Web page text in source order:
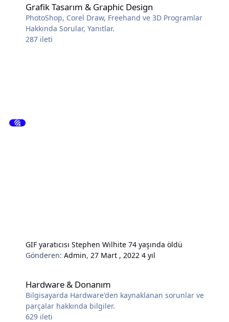
Grafik Tasarım & Graphic Design
PhotoShop, Corel Draw, Freehand ve 3D Programlar
Hakkında Sorular, Yanıtlar.
287 ileti
GIF yaratıcısı Stephen Wilhite 74 yaşında öldü
Gönderen:Admin, 27 Mart , 20224 yıl
Hardware & Donanım
Bilgisayarda Hardware'den kaynaklanan sorunlar ve
parçalar hakkında bilgiler.
629 ileti